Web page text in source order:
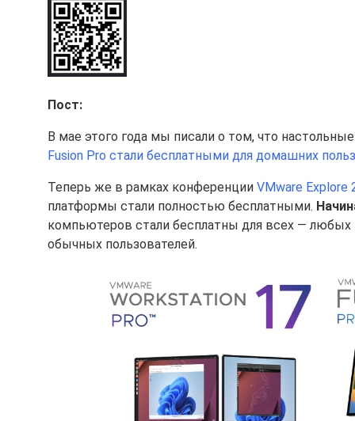
Пост:
В мае этого года мы писали о том, что
Fusion Pro стали бесплатными для домашних
Теперь же в рамках конференции VMware Explore
платформы стали полностью бесплатными.
компьютеров стали бесплатны для всех — любых
обычных пользователей.